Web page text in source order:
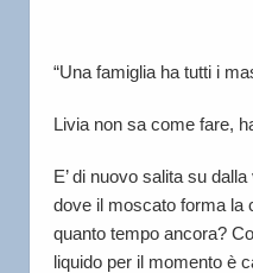
“Una famiglia ha tutti i
Livia non sa come fare,
E’ di nuovo salita su
dove il moscato forma la
quanto tempo ancora?
liquido per il momento è